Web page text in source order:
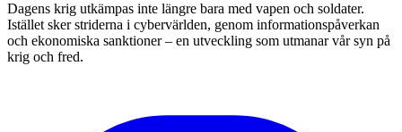
Dagens krig utkämpas inte längre bara med vapen och soldater.
Istället sker striderna i cybervärlden, genom informationspåverkan
och ekonomiska sanktioner – en utveckling som utmanar vår syn på
krig och fred.